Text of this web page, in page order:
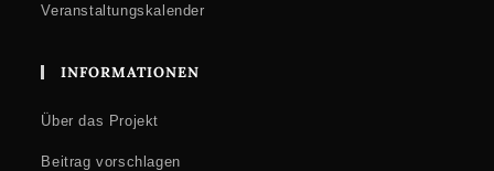
Veranstaltungskalender
INFORMATIONEN
Über das Projekt
Beitrag vorschlagen